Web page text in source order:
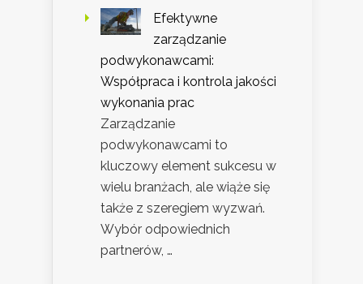
Efektywne
zarządzanie
podwykonawcami:
Współpraca i kontrola jakości
wykonania prac
Zarządzanie
podwykonawcami to
kluczowy element sukcesu w
wielu branżach, ale wiąże się
także z szeregiem wyzwań.
Wybór odpowiednich
partnerów, …